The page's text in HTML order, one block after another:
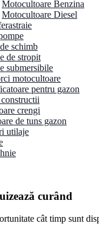
Motocultoare Benzina
Motocultoare Diesel
schimb
de stropit
submersibile
motocultoare
pentru gazon
crengi
de tuns gazon
utilaje
curând
cât timp sunt